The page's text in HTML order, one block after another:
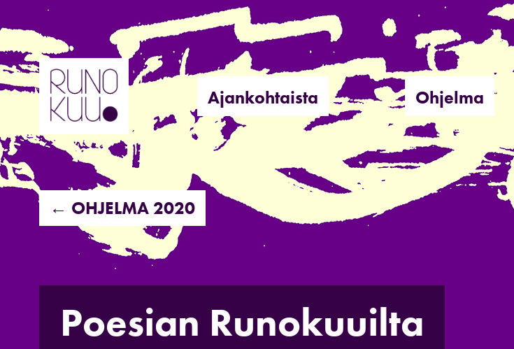
Hyppää
sisältöön
Ajankohtaista Ohjelma
← OHJELMA 2020
Poesian Runokuuilta